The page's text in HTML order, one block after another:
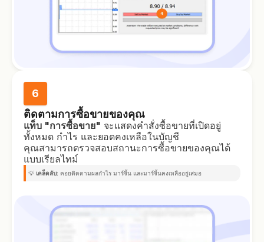
6
ติดตามการซื้อขายของคุณ
แท็บ "การซื้อขาย" จะแสดงคำสั่งซื้อขายที่เปิดอยู่
ทั้งหมด กำไร และยอดคงเหลือในบัญชี
คุณสามารถตรวจสอบสถานะการซื้อขายของคุณได้
แบบเรียลไทม์
💡 เคล็ดลับ: คอยติดตามผลกำไร มาร์จิ้น และมาร์จิ้นคงเหลืออยู่เสมอ